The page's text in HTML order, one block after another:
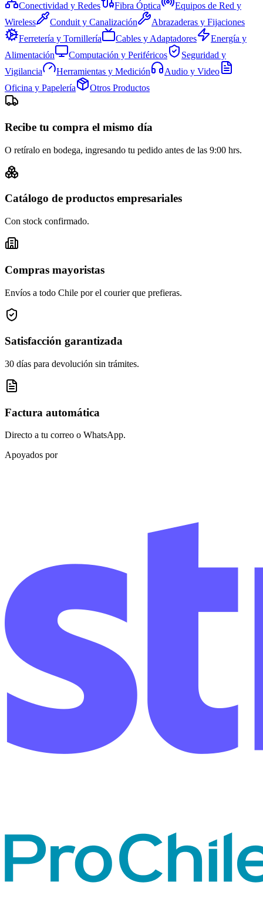
Conectividad y Redes
Fibra Óptica
Equipos de Red y
Wireless
Conduit y Canalización
Abrazaderas y Fijaciones
Ferretería y Tornillería
Cables y Adaptadores
Energía y
Alimentación
Computación y Periféricos
Seguridad y
Vigilancia
Herramientas y Medición
Audio y Video
Oficina y Papelería
Otros Productos
Recibe tu compra el mismo día
O retíralo en bodega, ingresando tu pedido antes de las 9:00 hrs.
Catálogo de productos empresariales
Con stock confirmado.
Compras mayoristas
Envíos a todo Chile por el courier que prefieras.
Satisfacción garantizada
30 días para devolución sin trámites.
Factura automática
Directo a tu correo o WhatsApp.
Apoyados por